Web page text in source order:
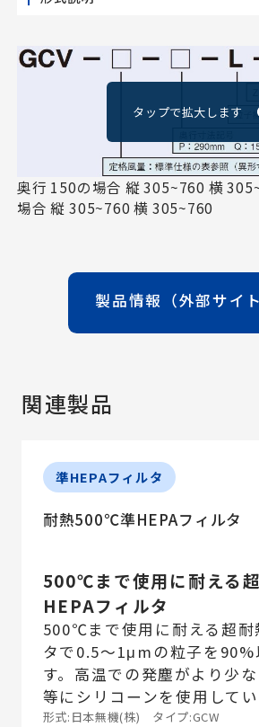
奥行 150の場合 縦 305~760 横
場合 縦 305~760 横 305~760
製品情報（外部サイト
関連製品
準HEPAフィルタ
耐熱500℃準HEPAフィルタ
500℃まで使用に耐える
HEPAフィルタ
500℃まで使用に耐える超耐
タで0.5～1μmの粒子を90%
す。高温での発塵がより少
等にシリコーンを使用してい
形式:日本無機(株) タイプ:GCW